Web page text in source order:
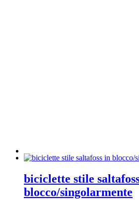
biciclette stile
blocco/singolarmente